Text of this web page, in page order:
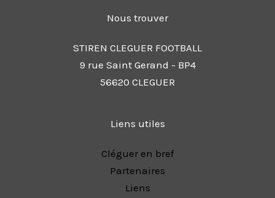
Nous trouver
STIREN CLEGUER FOOTBALL
9 rue Saint Gerand - BP4
56620 CLEGUER
Liens utiles
Cléguer en bref
Partenaires
Liens